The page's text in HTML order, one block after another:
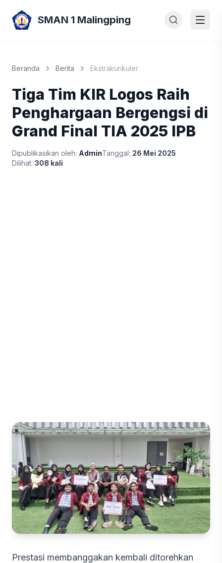
SMAN 1 Malingping
Beranda Berita Ekstrakurikuler
Tiga Tim KIR Logos Raih
Penghargaan Bergengsi di
Grand Final TIA 2025 IPB
Dipublikasikan oleh: AdminTanggal: 26 Mei 2025
Dilihat: 308 kali
Prestasi membanggakan kembali ditorehkan